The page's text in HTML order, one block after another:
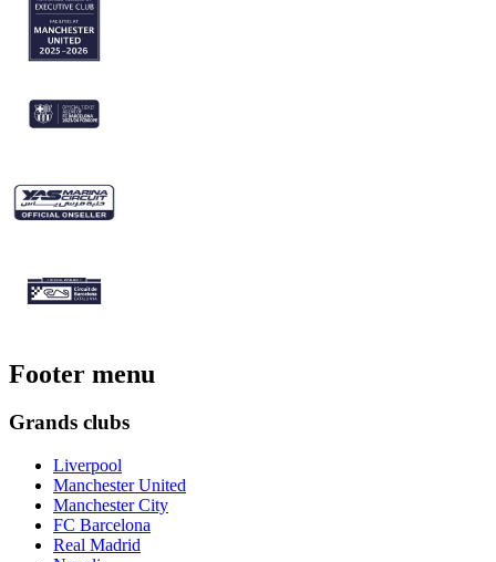
Footer menu
Grands clubs
Liverpool
Manchester United
Manchester City
FC Barcelona
Real Madrid